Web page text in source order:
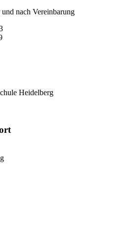
nach Vereinbarung
Heidelberg